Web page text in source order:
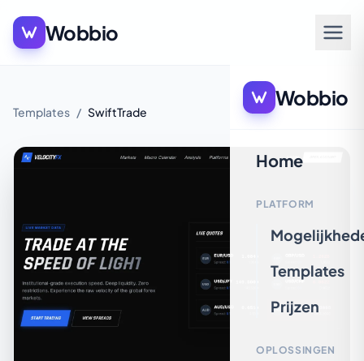
Wobbio
Wobbio
Home
PLATFORM
Templates
Prijzen
OPLOSSINGEN
Templates / SwiftTrade